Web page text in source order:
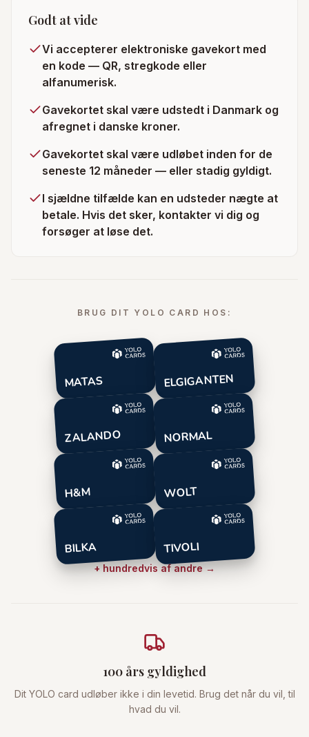
Godt at vide
Vi accepterer elektroniske gavekort med
en kode — QR, stregkode eller
alfanumerisk.
Gavekortet skal være udstedt i Danmark og
afregnet i danske kroner.
Gavekortet skal være udløbet inden for de
seneste 12 måneder — eller stadig gyldigt.
I sjældne tilfælde kan en udsteder nægte at
betale. Hvis det sker, kontakter vi dig og
forsøger at løse det.
BRUG DIT YOLO CARD HOS:
MATAS ELGIGANTEN
ZALANDO NORMAL
H&M WOLT
BILKA TIVOLI
+ hundredvis af andre →
100 års gyldighed
Dit YOLO card udløber ikke i din levetid. Brug det når du vil, til
hvad du vil.